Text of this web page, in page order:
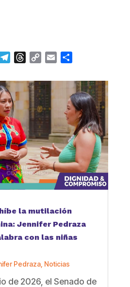
TelegramThreads
Copy Email
la mutilación
Jennifer Pedraza
con las niñas
Pedraza, Noticias
de 2026, el Senado de